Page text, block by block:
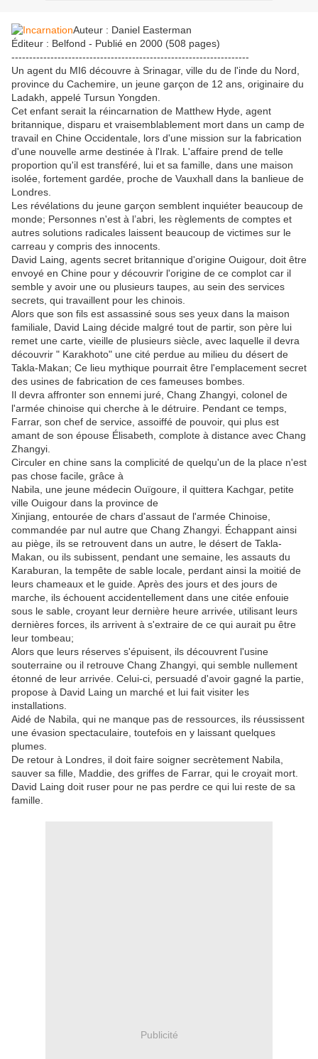
Auteur : Daniel Easterman
Éditeur : Belfond - Publié en 2000 (508 pages)
-------------------------------------------------------------------
Un agent du MI6 découvre à Srinagar, ville du de l'inde du Nord,
province du Cachemire, un jeune garçon de 12 ans, originaire du
Ladakh, appelé Tursun Yongden.
Cet enfant serait la réincarnation de Matthew Hyde, agent
britannique, disparu et vraisemblablement mort dans un camp de
travail en Chine Occidentale, lors d'une mission sur la fabrication
d'une nouvelle arme destinée à l'Irak. L'affaire prend de telle
proportion qu'il est transféré, lui et sa famille, dans une maison
isolée, fortement gardée, proche de Vauxhall dans la banlieue de
Londres.
Les révélations du jeune garçon semblent inquiéter beaucoup de
monde; Personnes n'est à l’abri, les règlements de comptes et
autres solutions radicales laissent beaucoup de victimes sur le
carreau y compris des innocents.
David Laing, agents secret britannique d'origine Ouigour, doit être
envoyé en Chine pour y découvrir l'origine de ce complot car il
semble y avoir une ou plusieurs taupes, au sein des services
secrets, qui travaillent pour les chinois.
Alors que son fils est assassiné sous ses yeux dans la maison
familiale, David Laing décide malgré tout de partir, son père lui
remet une carte, vieille de plusieurs siècle, avec laquelle il devra
découvrir " Karakhoto" une cité perdue au milieu du désert de
Takla-Makan; Ce lieu mythique pourrait être l'emplacement secret
des usines de fabrication de ces fameuses bombes.
Il devra affronter son ennemi juré, Chang Zhangyi, colonel de
l'armée chinoise qui cherche à le détruire. Pendant ce temps,
Farrar, son chef de service, assoiffé de pouvoir, qui plus est
amant de son épouse Élisabeth, complote à distance avec Chang
Zhangyi.
Circuler en chine sans la complicité de quelqu'un de la place n'est
pas chose facile, grâce à
Nabila, une jeune médecin Ouïgoure, il quittera Kachgar, petite
ville Ouigour dans la province de
Xinjiang, entourée de chars d'assaut de l'armée Chinoise,
commandée par nul autre que Chang Zhangyi. Échappant ainsi
au piège, ils se retrouvent dans un autre, le désert de Takla-
Makan, ou ils subissent, pendant une semaine, les assauts du
Karaburan, la tempête de sable locale, perdant ainsi la moitié de
leurs chameaux et le guide. Après des jours et des jours de
marche, ils échouent accidentellement dans une citée enfouie
sous le sable, croyant leur dernière heure arrivée, utilisant leurs
dernières forces, ils arrivent à s'extraire de ce qui aurait pu être
leur tombeau;
Alors que leurs réserves s'épuisent, ils découvrent l'usine
souterraine ou il retrouve Chang Zhangyi, qui semble nullement
étonné de leur arrivée. Celui-ci, persuadé d'avoir gagné la partie,
propose à David Laing un marché et lui fait visiter les
installations.
Aidé de Nabila, qui ne manque pas de ressources, ils réussissent
une évasion spectaculaire, toutefois en y laissant quelques
plumes.
De retour à Londres, il doit faire soigner secrètement Nabila,
sauver sa fille, Maddie, des griffes de Farrar, qui le croyait mort.
David Laing doit ruser pour ne pas perdre ce qui lui reste de sa
famille.
Publicité